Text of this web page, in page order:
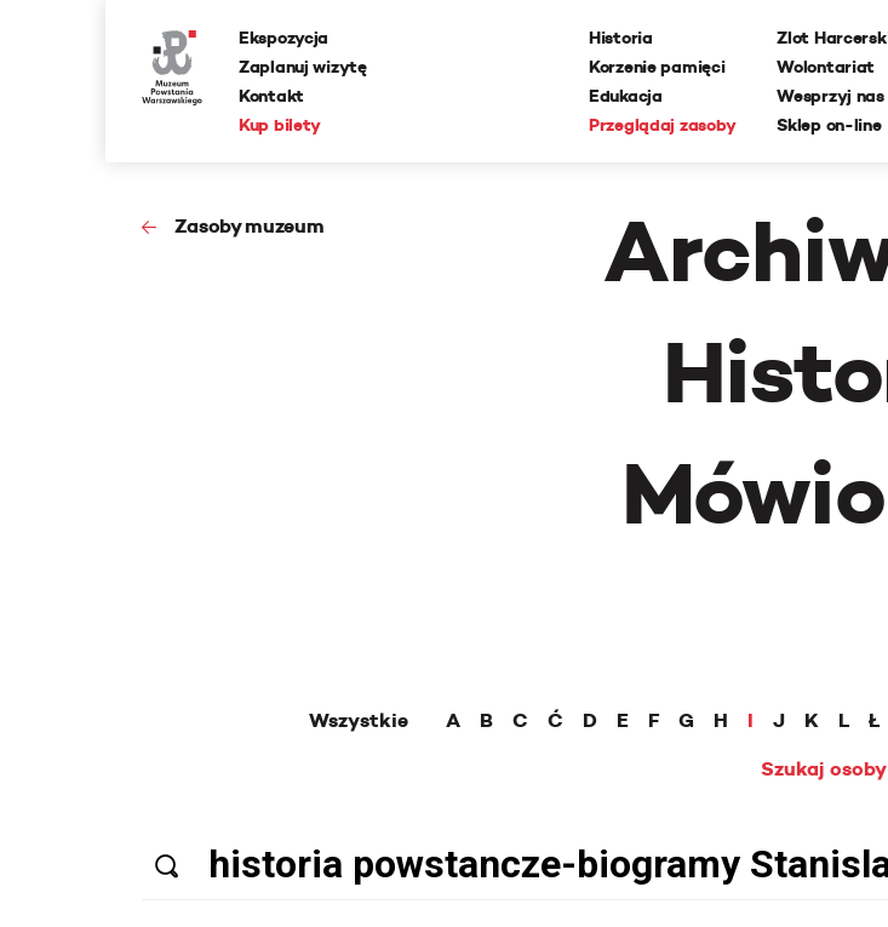
Ekspozycja
Zaplanuj wizytę
Kontakt
Kup bilety
Historia
Korzenie pamięci
Edukacja
Przeglądaj zasoby
Zlot
Wolontariat
Wesprzyj nas
Sklep on-line
Zasoby muzeum
Wszystkie A B C Ć D E F G H I J K L Ł
Szukaj osoby